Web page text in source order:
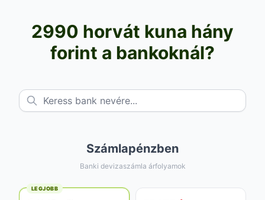
2990 horvát kuna hány
forint a bankoknál?
Számlapénzben
Banki devizaszámla árfolyamok
LEGJOBB